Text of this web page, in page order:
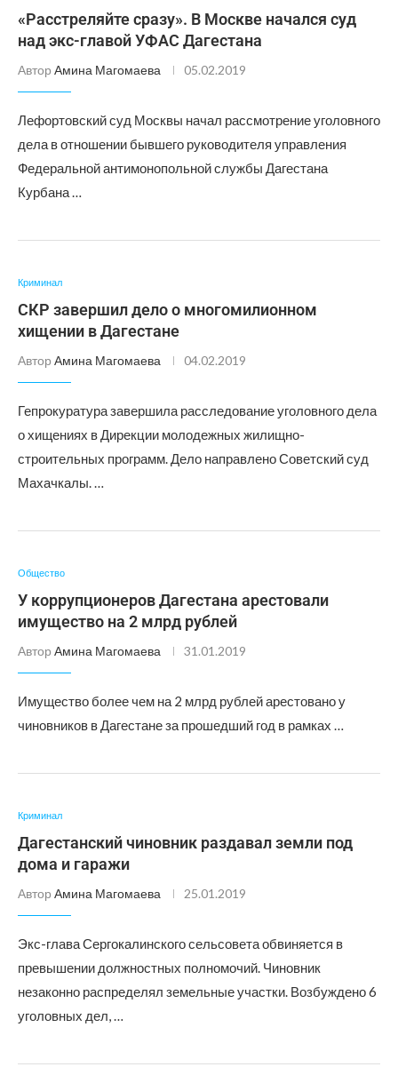
«Расстреляйте сразу». В Москве начался суд
над экс-главой УФАС Дагестана
Автор Амина Магомаева 05.02.2019
Лефортовский суд Москвы начал рассмотрение уголовного
дела в отношении бывшего руководителя управления
Федеральной антимонопольной службы Дагестана
Курбана …
Криминал
СКР завершил дело о многомилионном
хищении в Дагестане
Автор Амина Магомаева 04.02.2019
Гепрокуратура завершила расследование уголовного дела
о хищениях в Дирекции молодежных жилищно-
строительных программ. Дело направлено Советский суд
Махачкалы. …
Общество
У коррупционеров Дагестана арестовали
имущество на 2 млрд рублей
Автор Амина Магомаева 31.01.2019
Имущество более чем на 2 млрд рублей арестовано у
чиновников в Дагестане за прошедший год в рамках …
Криминал
Дагестанский чиновник раздавал земли под
дома и гаражи
Автор Амина Магомаева 25.01.2019
Экс-глава Сергокалинского сельсовета обвиняется в
превышении должностных полномочий. Чиновник
незаконно распределял земельные участки. Возбуждено 6
уголовных дел, …